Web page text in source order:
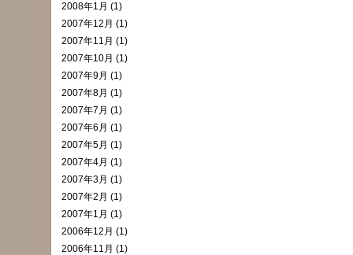
2008年1月 (1)
2007年12月 (1)
2007年11月 (1)
2007年10月 (1)
2007年9月 (1)
2007年8月 (1)
2007年7月 (1)
2007年6月 (1)
2007年5月 (1)
2007年4月 (1)
2007年3月 (1)
2007年2月 (1)
2007年1月 (1)
2006年12月 (1)
2006年11月 (1)